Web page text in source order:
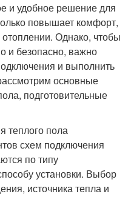
и удобное решение для
повышает комфорт,
Однако, чтобы
и безопасно, важно
и выполнить
основные
подготовительные
теплого пола
схем подключения
по типу
установки. Выбор
источника тепла и